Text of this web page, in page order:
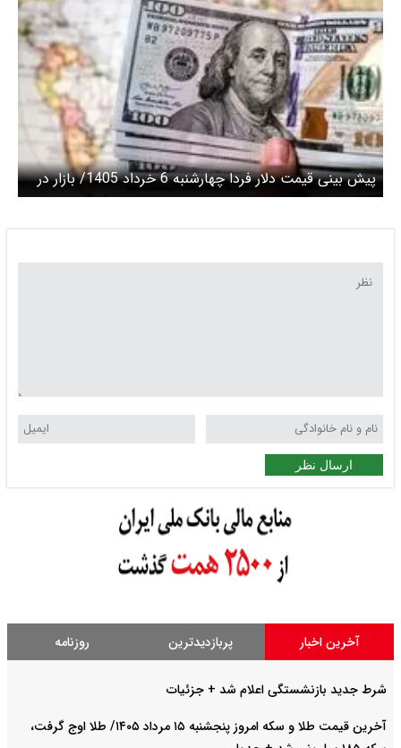
پیش بینی قیمت دلار فردا چهارشنبه 6 خرداد 1405/ بازار در
وضعیت انتظار
ارسال نظر
آخرین اخبار پربازدیدترین روزنامه
شرط جدید بازنشستگی اعلام شد + جزئیات
آخرین قیمت طلا و سکه امروز پنجشنبه ۱۵ مرداد ۱۴۰۵/ طلا اوج گرفت،